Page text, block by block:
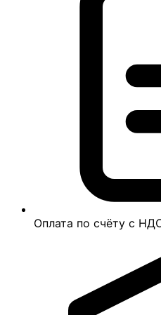
Оплата по счёту с